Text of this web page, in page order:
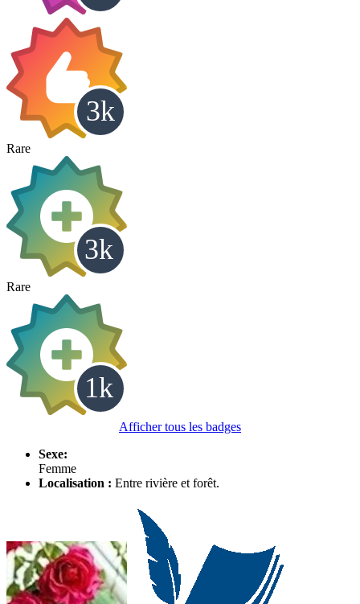
Rare
Rare
Afficher tous les badges
Sexe:
Femme
Localisation : Entre rivière et forêt.